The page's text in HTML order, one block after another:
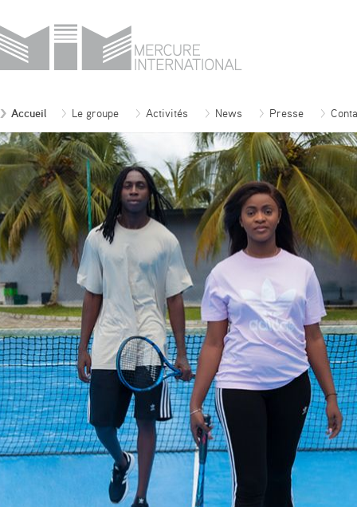
Accueil Le groupe Activités News Presse